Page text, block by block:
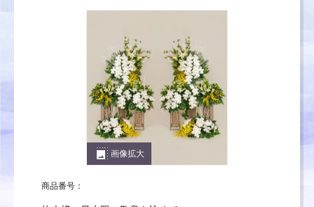
photo_size_select_large 画像拡大
商品番号：